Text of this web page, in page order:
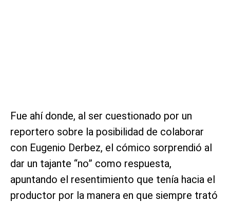
Fue ahí donde, al ser cuestionado por un
reportero sobre la posibilidad de colaborar
con Eugenio Derbez, el cómico sorprendió al
dar un tajante “no” como respuesta,
apuntando el resentimiento que tenía hacia el
productor por la manera en que siempre trató